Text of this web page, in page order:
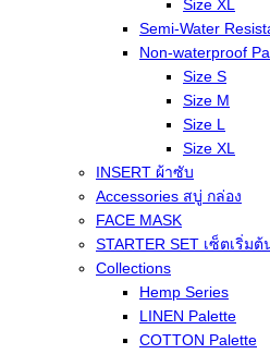
Size XL
Semi-Water
Non-waterproof
Size S
Size M
Size L
Size XL
INSERT ผ้าซับ
Accessories สบู่ กล่อง
FACE MASK
STARTER SET เซ็ตเริ่มต้
Collections
Hemp Series
LINEN Palette
COTTON Palette